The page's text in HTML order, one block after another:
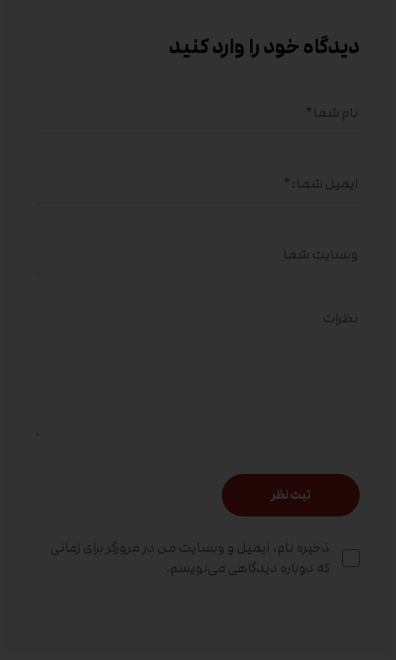
دیدگاه خود را وارد کنید
ذخیره نام، ایمیل و وبسایت من در مرورگر برای زمانی
که دوباره دیدگاهی می‌نویسم.